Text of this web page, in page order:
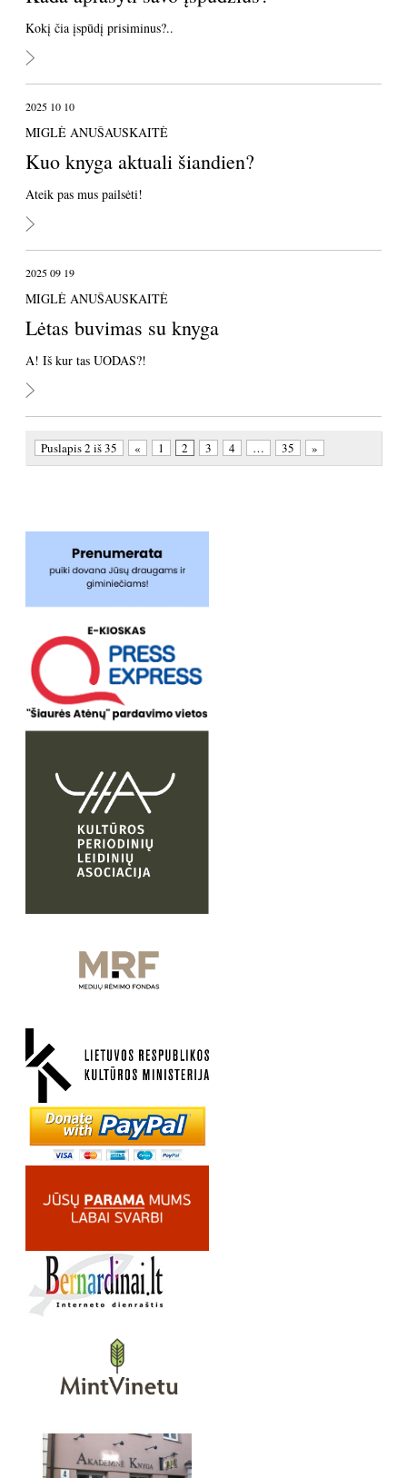
Kokį čia įspūdį prisiminus?..
2025 10 10
MIGLĖ ANUŠAUSKAITĖ
Kuo knyga aktuali šiandien?
Ateik pas mus pailsėti!
2025 09 19
MIGLĖ ANUŠAUSKAITĖ
Lėtas buvimas su knyga
A! Iš kur tas UODAS?!
Puslapis 2 iš 35 « 1 2 3 4 … 35 »